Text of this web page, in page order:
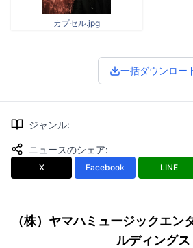
カプセル.jpg
一括ダウンロー
ジャンル:
ニュースのシェア:
X Facebook LINE
（株）ヤマハミュージックエン
ルディングス